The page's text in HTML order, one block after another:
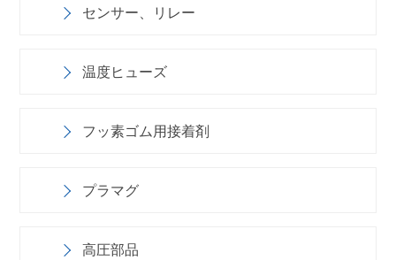
センサー、リレー
温度ヒューズ
フッ素ゴム用接着剤
プラマグ
高圧部品